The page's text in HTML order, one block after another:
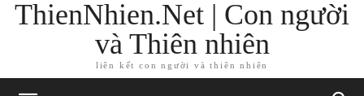
ThienNhien.Net | Con người
và Thiên nhiên
liên kết con người và thiên nhiên